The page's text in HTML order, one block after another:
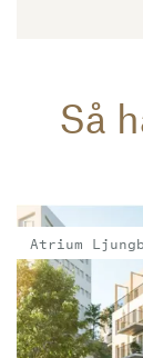
Så
Atrium
Läs mer